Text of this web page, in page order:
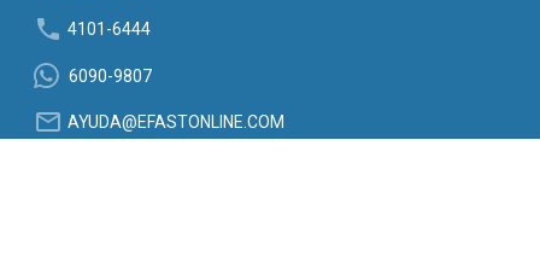
phone 4101-6444
6090-9807
mail_outline AYUDA@EFASTONLINE.COM